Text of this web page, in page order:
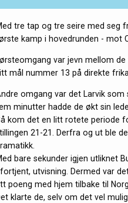
tre tap og tre seire med seg
kamp i hovedrunden - mot
var jevn mellom
mål nummer 13 på direkte
omgang var det Larvik
minutter hadde de økt sin
kom det en litt rotete periode
21-21. Derfra og ut ble
bare sekunder igjen utliknet
utvisning. Dermed var
poeng med hjem tilbake til
klarte de, selv om det vel